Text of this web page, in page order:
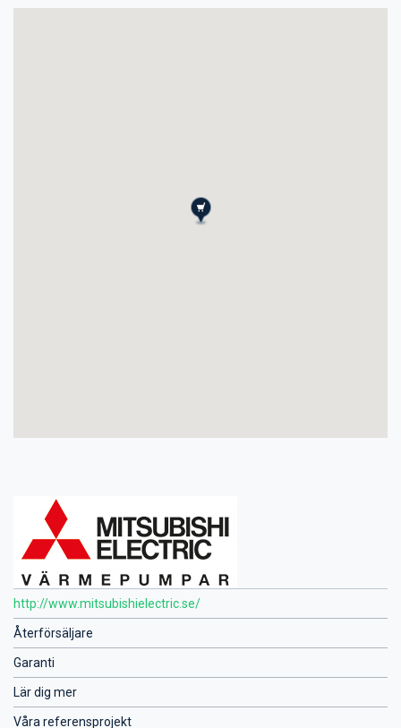
http://www.mitsubishielectric.se/
Återförsäljare
Garanti
Lär dig mer
Våra referensprojekt